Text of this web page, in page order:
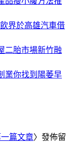
界於高雄汽車借
二胎市場新竹融
業你找到陽萎早
篇文章〉發佈留